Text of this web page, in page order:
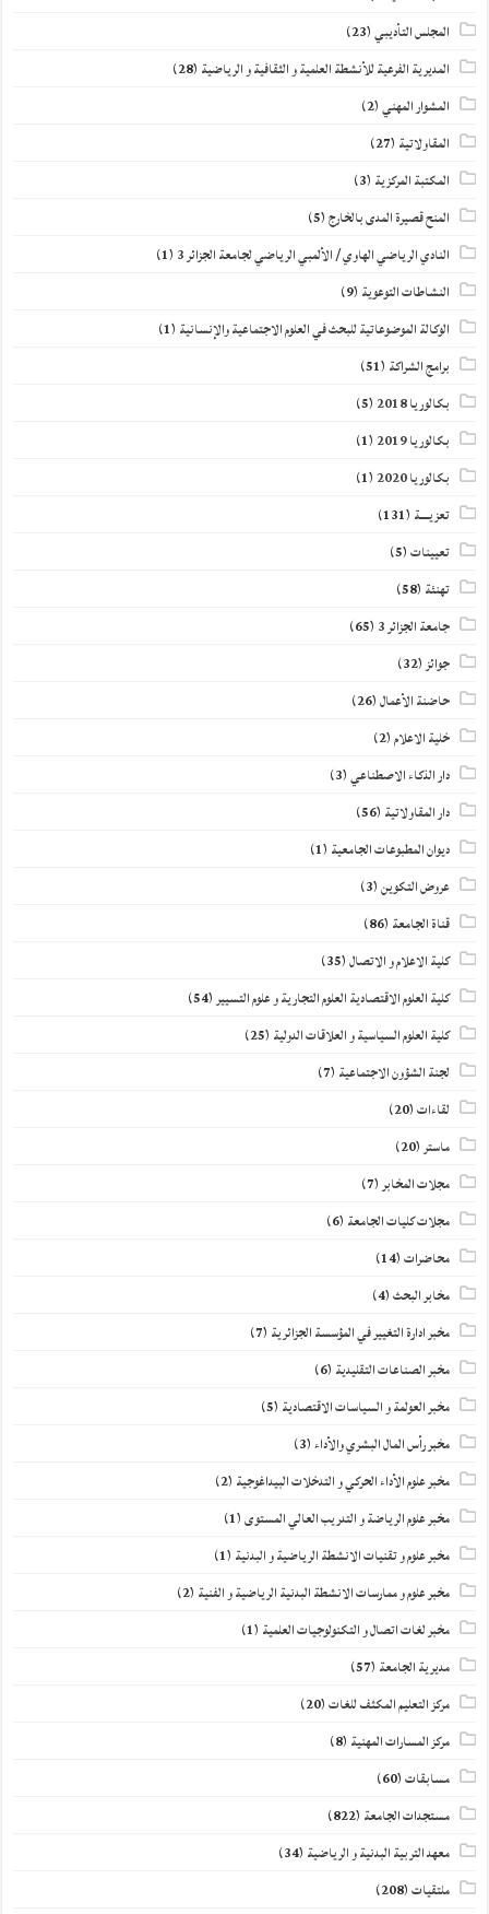
المجلس التأديبي(23)
المديرية الفرعية للأنشطة العلمية و الثقافية و الرياضية (28)
المشوار المهني(2)
المقاولاتية (27)
المكتبة المركزية (3)
المنح قصيرة المدى بالخارج(5)
النادي الرياضي الهاوي / الألمبي الرياضي لجامعة الجزائر 3 (1)
النشاطات التوعوية (9)
الوكالة الموضوعاتية للبحث في العلوم الاجتماعية والإنسانية (1)
برامج الشراكة (51)
بكالوريا 2018
(5)
بكالوريا 2019
(1)
بكالوريا 2020
(1)
تعزيــــة (131)
تعيينات(5)
تهنئة (58)
جامعة الجزائر 3 (65)
جوائز(32)
حاضنة الأعمال(26)
خلية الاعلام(2)
دار الذكاء الاصطناعي(3)
دار المقاولاتية (56)
ديوان المطبوعات الجامعية (1)
عروض التكوين(3)
قناة الجامعة (86)
كلية الاعلام و الاتصال(35)
كلية العلوم الاقتصادية العلوم التجارية و علوم التسيير(54)
كلية العلوم السياسية و العلاقات الدولية (25)
لجنة الشؤون الاجتماعية (7)
لقاءات(20)
ماستر(20)
مجلات المخابر(7)
مجلات كليات الجامعة (6)
محاضرات(14)
مخابر البحث(4)
مخبر ادارة التغيير في المؤسسة الجزائرية (7)
مخبر الصناعات التقليدية (6)
مخبر العولمة و السياسات الاقتصادية (5)
مخبر رأس المال البشري والأداء(3)
مخبر علوم الأداء الحركي و التدخلات البيداغوجية (2)
مخبر علوم الرياضة و التدريب العالي المستوى(1)
مخبر علوم و تقنيات الانشطة الرياضية و البدنية (1)
مخبر علوم و ممارسات الانشطة البدنية الرياضية و الفنية (2)
مخبر لغات اتصال و التكنولوجيات العلمية (1)
مديرية الجامعة (57)
مركز التعليم المكثف للغات(20)
مركز المسارات المهنية (8)
مسابقات(60)
مستجدات الجامعة (822)
معهد التربية البدنية و الرياضية (34)
ملتقيات(208)